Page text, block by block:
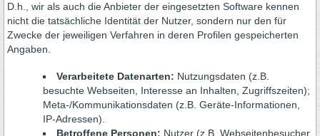
D.h., wir als auch die Anbieter der eingesetzten Software kennen
nicht die tatsächliche Identität der Nutzer, sondern nur den für
Zwecke der jeweiligen Verfahren in deren Profilen gespeicherten
Angaben.
Verarbeitete Datenarten: Nutzungsdaten (z.B.
besuchte Webseiten, Interesse an Inhalten, Zugriffszeiten);
Meta-/Kommunikationsdaten (z.B. Geräte-Informationen,
IP-Adressen).
Betroffene Personen: Nutzer (z.B. Webseitenbesucher,